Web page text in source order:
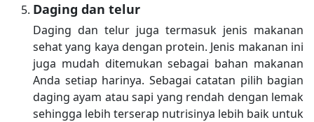
Daging dan telur
Daging dan telur juga termasuk jenis makanan
sehat yang kaya dengan protein. Jenis makanan ini
juga mudah ditemukan sebagai bahan makanan
Anda setiap harinya. Sebagai catatan pilih bagian
daging ayam atau sapi yang rendah dengan lemak
sehingga lebih terserap nutrisinya lebih baik untuk